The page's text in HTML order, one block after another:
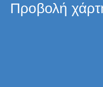
Προβολή